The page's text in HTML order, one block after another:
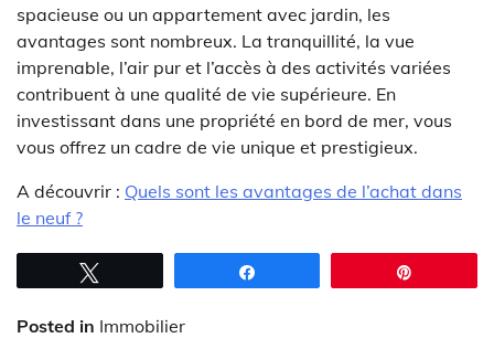
spacieuse ou un appartement avec jardin, les
avantages sont nombreux. La tranquillité, la vue
imprenable, l’air pur et l’accès à des activités variées
contribuent à une qualité de vie supérieure. En
investissant dans une propriété en bord de mer, vous
vous offrez un cadre de vie unique et prestigieux.
A découvrir : Quels sont les avantages de l’achat dans
le neuf ?
Posted in Immobilier